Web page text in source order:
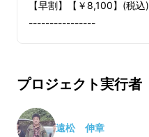
【早割】【￥8,100】(税込)
----------------
----------------
・本体×１
・受網×１
・シート×１
プロジェクト実行者
遠松 伸章